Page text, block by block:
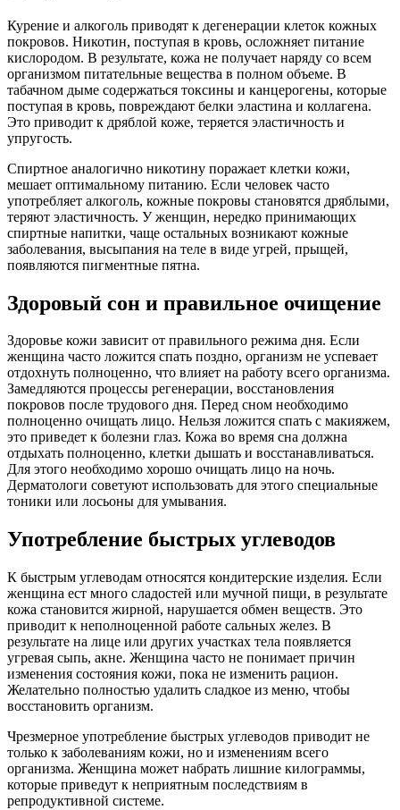
Курение и алкоголь приводят к дегенерации клеток кожных
покровов. Никотин, поступая в кровь, осложняет питание
кислородом. В результате, кожа не получает наряду со всем
организмом питательные вещества в полном объеме. В
табачном дыме содержаться токсины и канцерогены, которые
поступая в кровь, повреждают белки эластина и коллагена.
Это приводит к дряблой коже, теряется эластичность и
упругость.
Спиртное аналогично никотину поражает клетки кожи,
мешает оптимальному питанию. Если человек часто
употребляет алкоголь, кожные покровы становятся дряблыми,
теряют эластичность. У женщин, нередко принимающих
спиртные напитки, чаще остальных возникают кожные
заболевания, высыпания на теле в виде угрей, прыщей,
появляются пигментные пятна.
Здоровый сон и правильное очищение
Здоровье кожи зависит от правильного режима дня. Если
женщина часто ложится спать поздно, организм не успевает
отдохнуть полноценно, что влияет на работу всего организма.
Замедляются процессы регенерации, восстановления
покровов после трудового дня. Перед сном необходимо
полноценно очищать лицо. Нельзя ложится спать с макияжем,
это приведет к болезни глаз. Кожа во время сна должна
отдыхать полноценно, клетки дышать и восстанавливаться.
Для этого необходимо хорошо очищать лицо на ночь.
Дерматологи советуют использовать для этого специальные
тоники или лосьоны для умывания.
Употребление быстрых углеводов
К быстрым углеводам относятся кондитерские изделия. Если
женщина ест много сладостей или мучной пищи, в результате
кожа становится жирной, нарушается обмен веществ. Это
приводит к неполноценной работе сальных желез. В
результате на лице или других участках тела появляется
угревая сыпь, акне. Женщина часто не понимает причин
изменения состояния кожи, пока не изменить рацион.
Желательно полностью удалить сладкое из меню, чтобы
восстановить организм.
Чрезмерное употребление быстрых углеводов приводит не
только к заболеваниям кожи, но и изменениям всего
организма. Женщина может набрать лишние килограммы,
которые приведут к неприятным последствиям в
репродуктивной системе.